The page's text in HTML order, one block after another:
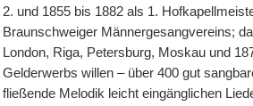
2. und 1855 bis 1882 als 1.
Braunschweiger Männergesangvereins;
London, Riga, Petersburg, Moskau und
Gelderwerbs willen – über 400 gut
fließende Melodik leicht eingänglichen